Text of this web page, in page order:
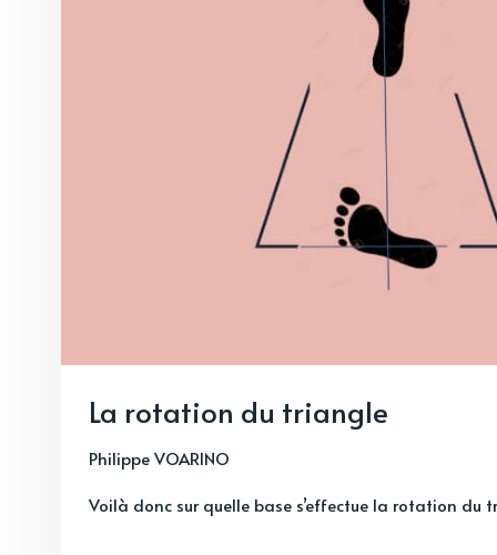
La rotation du triangle
Philippe VOARINO
Voilà donc sur quelle base s’effectue la rotation du